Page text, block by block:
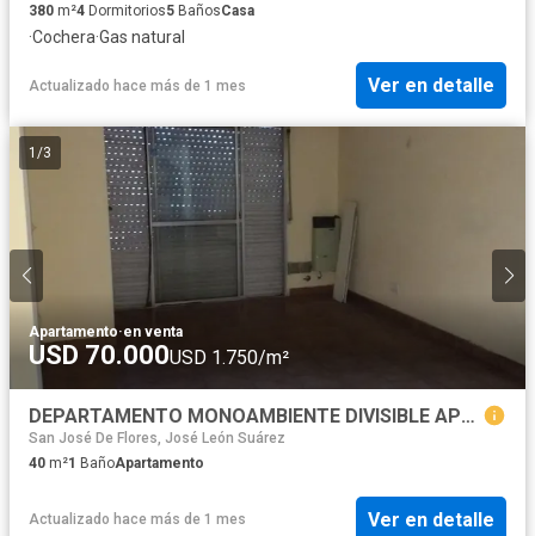
380 m²4 Dormitorios5 BañosCasa
·Cochera·Gas natural
Actualizado hace más de 1 mes Ver en detalle
1 /3
Apartamento·en venta
USD 70.000USD 1.750/m²
DEPARTAMENTO MONOAMBIENTE DIVISIBLE APTO CREDITO
San José De Flores, José León Suárez
40 m²1 BañoApartamento
Actualizado hace más de 1 mes Ver en detalle